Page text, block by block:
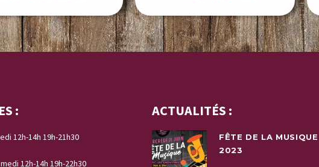
:
12h-14h 19h-21h30
12h-14h 19h-22h30
ACTUALITÉS :
FÊTE DE LA MUSIQUE
2023